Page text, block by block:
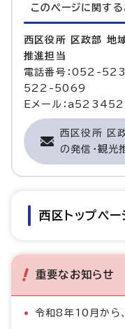
このページに関する
西区役所 区政部 地
推進担当
電話番号：052-
522-5069
Eメール：
西区役所 区
の発信・観光
西区トップペー
重要なお知らせ
令和8年10月から